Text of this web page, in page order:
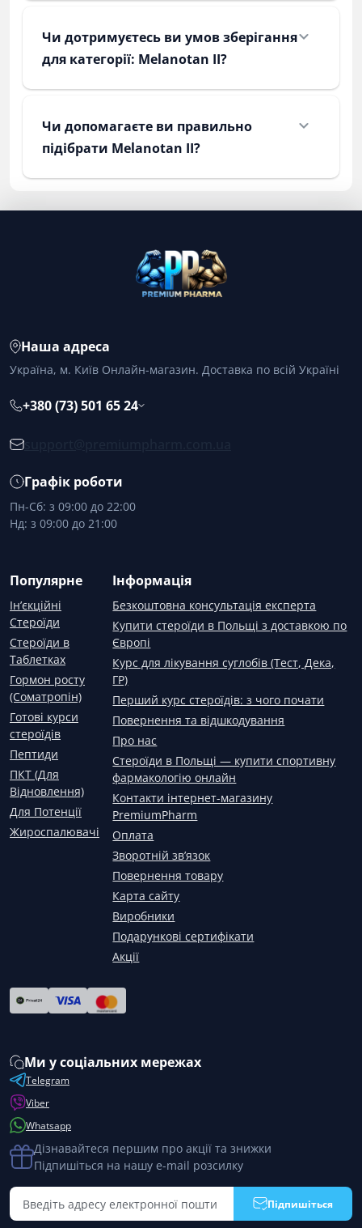
Чи дотримуєтесь ви умов зберігання
для категорії: Melanotan II?
Чи допомагаєте ви правильно
підібрати Melanotan II?
Наша адреса
Україна, м. Київ Онлайн-магазин. Доставка по всій Україні
+380 (73) 501 65 24
Графік роботи
Пн-Сб: з 09:00 до 22:00
Нд: з 09:00 до 21:00
Популярне
Ін’єкційні
Стероїди
Стероїди в
Таблетках
Гормон росту
(Соматропін)
Готові курси
стероїдів
Пептиди
ПКТ (Для
Відновлення)
Для Потенції
Жироспалювачі
Інформація
Безкоштовна консультація експерта
Купити стероїди в Польщі з доставкою по
Європі
Курс для лікування суглобів (Тест, Дека,
ГР)
Перший курс стероїдів: з чого почати
Повернення та відшкодування
Про нас
Стероїди в Польщі — купити спортивну
фармакологію онлайн
Контакти інтернет-магазину
PremiumPharm
Оплата
Зворотній зв’язок
Повернення товару
Карта сайту
Виробники
Подарункові сертифікати
Акції
Ми у соціальних мережах
Telegram
Viber
Whatsapp
Дізнавайтеся першим про акції та знижки
Підпишіться на нашу e-mail розсилку
Підпишіться